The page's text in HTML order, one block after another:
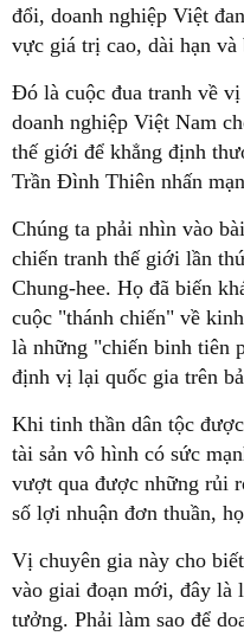
đổi, doanh nghiệp Việt
vực giá trị cao, dài hạn và
Đó là cuộc đua tranh về
doanh nghiệp Việt Nam
thế giới để khẳng định
Trần Đình Thiên nhấn
Chúng ta phải nhìn vào
chiến tranh thế giới lần
Chung-hee. Họ đã biến
cuộc "thánh chiến" về
là những "chiến binh tiên
định vị lại quốc gia trên
Khi tinh thần dân tộc
tài sản vô hình có sức
vượt qua được những rủi
số lợi nhuận đơn thuần,
Vị chuyên gia này cho
vào giai đoạn mới, đây là
tưởng. Phải làm sao để